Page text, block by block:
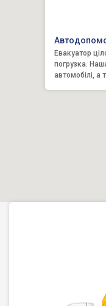
Евакуатор
погрузка.
автомобілі, а